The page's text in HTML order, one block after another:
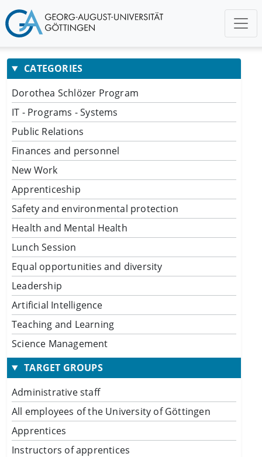
CATEGORIES
Dorothea Schlözer Program
IT - Programs - Systems
Public Relations
Finances and personnel
New Work
Apprenticeship
Safety and environmental protection
Health and Mental Health
Lunch Session
Equal opportunities and diversity
Leadership
Artificial Intelligence
Teaching and Learning
Science Management
TARGET GROUPS
Administrative staff
All employees of the University of Göttingen
Apprentices
Instructors of apprentices